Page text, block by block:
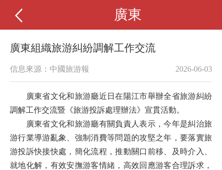
廣東
廣東組織旅游糾紛調解工作交流
信息來源：中國旅游報 2026-06-03
廣東省文化和旅游廳近日在陽江市舉辦全省旅游糾紛
調解工作交流暨《旅游投訴處理辦法》宣貫活動。
廣東省文化和旅游廳有關負責人表示，今年是糾治旅
游行業導游亂象、強制消費等問題的攻堅之年，要落實旅
游投訴快接快處，簡化流程，推動關口前移、及時介入、
就地化解，有效安撫游客情緒，高效回應游客合理訴求，